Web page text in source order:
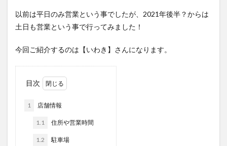
以前は平日のみ営業という事でしたが、2021年後半？からは
土日も営業という事で行ってみました！
今回ご紹介するのは【いわき】さんになります。
目次
1 店舗情報
1.1 住所や営業時間
1.2 駐車場